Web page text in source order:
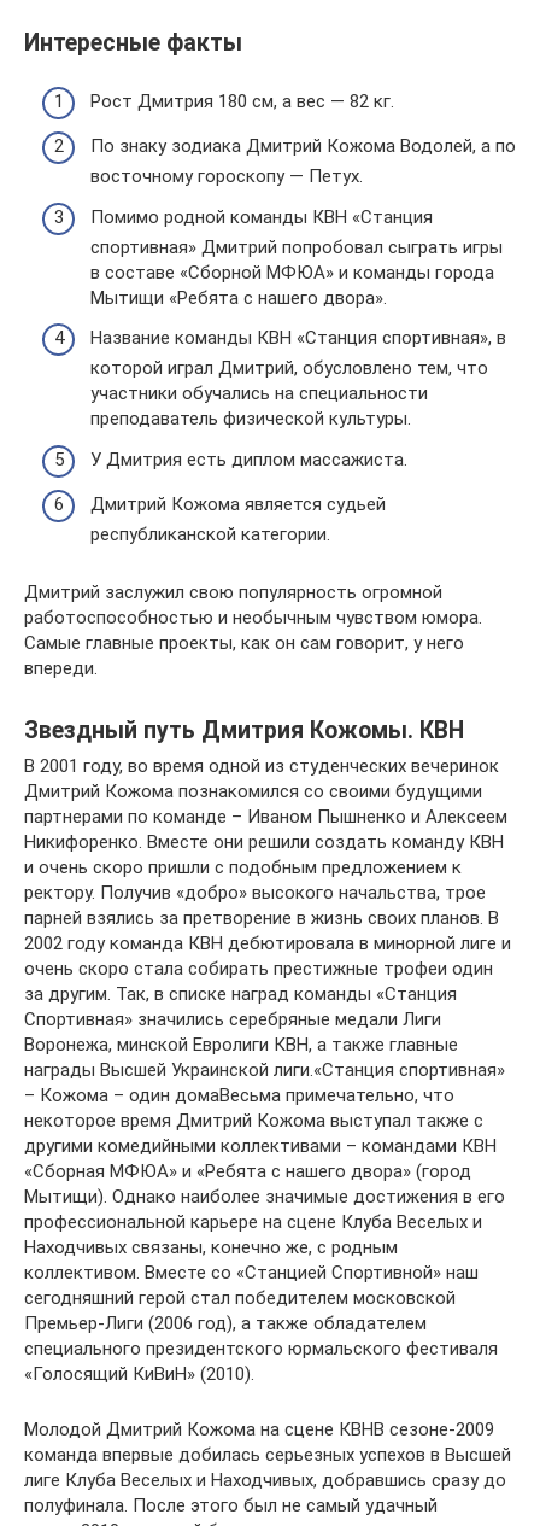
Интересные факты
Рост Дмитрия 180 см, а вес — 82 кг.
По знаку зодиака Дмитрий Кожома Водолей, а по
восточному гороскопу — Петух.
Помимо родной команды КВН «Станция
спортивная» Дмитрий попробовал сыграть игры
в составе «Сборной МФЮА» и команды города
Мытищи «Ребята с нашего двора».
Название команды КВН «Станция спортивная», в
которой играл Дмитрий, обусловлено тем, что
участники обучались на специальности
преподаватель физической культуры.
У Дмитрия есть диплом массажиста.
Дмитрий Кожома является судьей
республиканской категории.
Дмитрий заслужил свою популярность огромной
работоспособностью и необычным чувством юмора.
Самые главные проекты, как он сам говорит, у него
впереди.
Звездный путь Дмитрия Кожомы. КВН
В 2001 году, во время одной из студенческих вечеринок
Дмитрий Кожома познакомился со своими будущими
партнерами по команде – Иваном Пышненко и Алексеем
Никифоренко. Вместе они решили создать команду КВН
и очень скоро пришли с подобным предложением к
ректору. Получив «добро» высокого начальства, трое
парней взялись за претворение в жизнь своих планов. В
2002 году команда КВН дебютировала в минорной лиге и
очень скоро стала собирать престижные трофеи один
за другим. Так, в списке наград команды «Станция
Спортивная» значились серебряные медали Лиги
Воронежа, минской Евролиги КВН, а также главные
награды Высшей Украинской лиги.«Станция спортивная»
– Кожома – один домаВесьма примечательно, что
некоторое время Дмитрий Кожома выступал также с
другими комедийными коллективами – командами КВН
«Сборная МФЮА» и «Ребята с нашего двора» (город
Мытищи). Однако наиболее значимые достижения в его
профессиональной карьере на сцене Клуба Веселых и
Находчивых связаны, конечно же, с родным
коллективом. Вместе со «Станцией Спортивной» наш
сегодняшний герой стал победителем московской
Премьер-Лиги (2006 год), а также обладателем
специального президентского юрмальского фестиваля
«Голосящий КиВиН» (2010).
Молодой Дмитрий Кожома на сцене КВНВ сезоне-2009
команда впервые добилась серьезных успехов в Высшей
лиге Клуба Веселых и Находчивых, добравшись сразу до
полуфинала. После этого был не самый удачный